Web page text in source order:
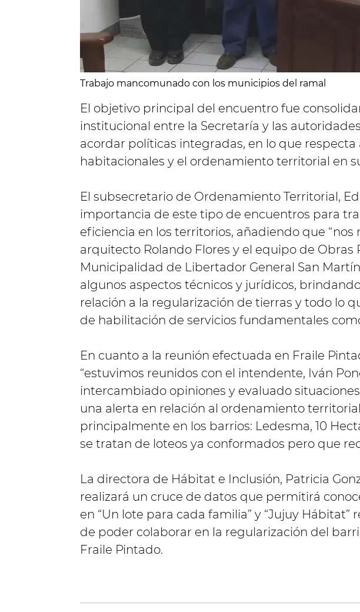
Trabajo mancomunado con los municipios del ramal
El objetivo principal del encuentro fue
institucional entre la Secretaría y las
acordar políticas integradas, en lo que respecta
habitacionales y el ordenamiento territorial en
El subsecretario de Ordenamiento Territorial,
importancia de este tipo de encuentros para
eficiencia en los territorios, añadiendo que “nos
arquitecto Rolando Flores y el equipo de Obras
Municipalidad de Libertador General San
algunos aspectos técnicos y jurídicos,
relación a la regularización de tierras y todo lo
de habilitación de servicios fundamentales
En cuanto a la reunión efectuada en Fraile
“estuvimos reunidos con el intendente, Iván
intercambiado opiniones y evaluado
una alerta en relación al ordenamiento
principalmente en los barrios: Ledesma, 10
se tratan de loteos ya conformados pero que
La directora de Hábitat e Inclusión, Patricia
realizará un cruce de datos que permitirá
en “Un lote para cada familia” y “Jujuy
de poder colaborar en la regularización del
Fraile Pintado.